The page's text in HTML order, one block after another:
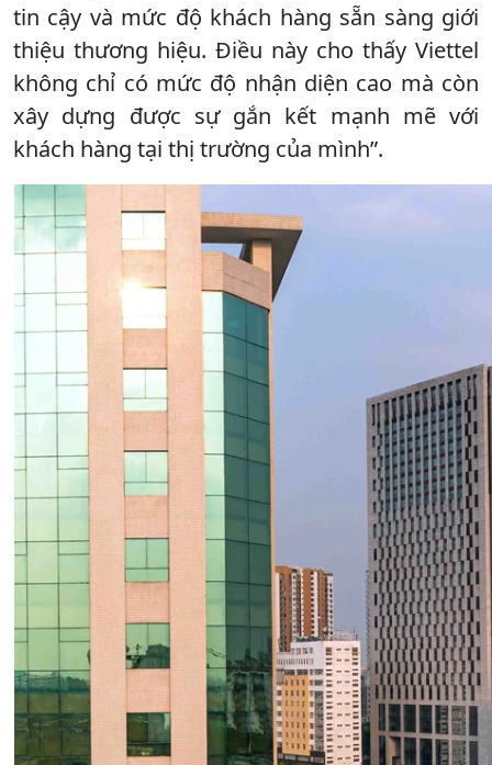
tin cậy và mức độ khách hàng sẵn sàng giới
thiệu thương hiệu. Điều này cho thấy Viettel
không chỉ có mức độ nhận diện cao mà còn
xây dựng được sự gắn kết mạnh mẽ với
khách hàng tại thị trường của mình”.